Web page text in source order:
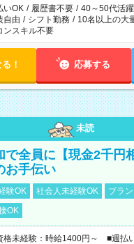
いOK / 履歴書不要 / 40～50代活
自由 / シフト勤務 / 10名以上の大
ンスキル不要
！ 応募する
未読
で全員に【現金2千円
お手伝い
験OK 社会人未経験OK
ブラ
OK
格未経験：時給1400円～ ■週